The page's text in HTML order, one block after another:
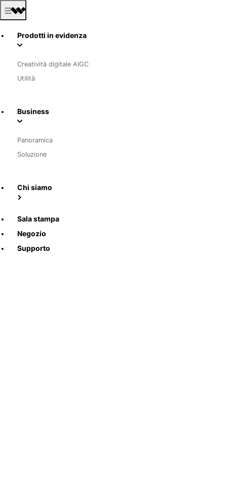
Prodotti in evidenza
Creatività digitale AIGC
Utilità
Business
Panoramica
Soluzione
Chi siamo
Sala stampa
Negozio
Supporto